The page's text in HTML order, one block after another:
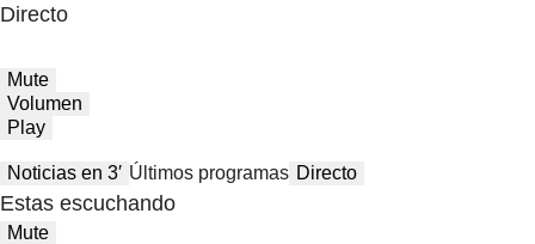
Directo
Mute
Volumen
Play
Noticias en 3′ Últimos programas Directo
Estas escuchando
Mute